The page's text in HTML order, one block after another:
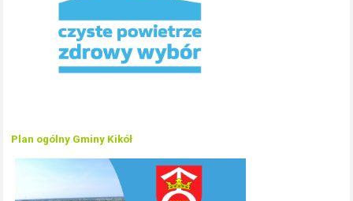
Plan ogólny Gminy Kikół